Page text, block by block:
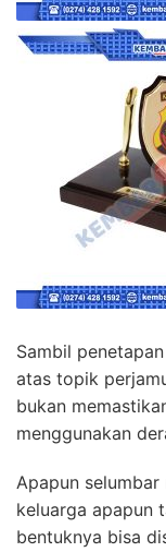
Sambil
atas topik
bukan
menggunakan
Apapun
keluarga apapun
bentuknya bisa